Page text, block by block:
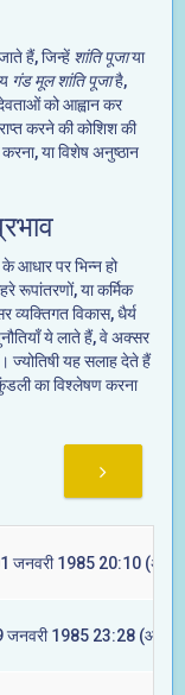
हैं, जिन्हें शांति पूजाया
गंड मूल शांति पूजाहै,
को आह्वान कर
करने की कोशिश की
या विशेष अनुष्ठान
आधार पर भिन्न हो
रूपांतरणों, या कर्मिक
व्यक्तिगत विकास, धैर्य
ये लाते हैं, वे अक्सर
ज्योतिषी यह सलाह देते हैं
का विश्लेषण करना
जनवरी 1985 20:10
जनवरी 1985 23:28